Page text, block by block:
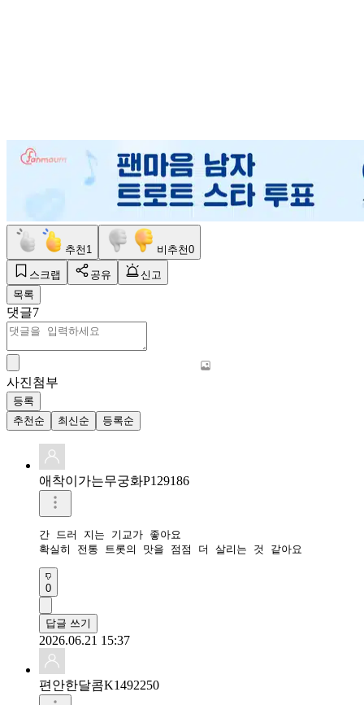
추천 1 비추천0
스크랩 공유
신고
목록
댓글7
사진첨부
등록
추천순
최신순 등록순
애착이가는무궁화P129186
간 드러 지는 기교가 좋아요
확실히 전통 트롯의 맛을 점점 더 살리는 것 같아요
0
답글 쓰기
2026.06.21 15:37
편안한달콤K1492250